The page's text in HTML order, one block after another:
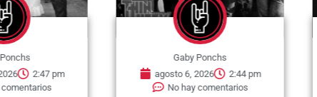
2:47 pm
Gaby Ponchs
agosto 6, 2026
2:44 pm
No hay comentarios